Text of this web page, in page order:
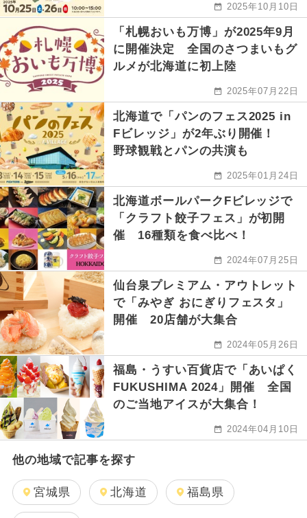
2025年10月10日
「札幌おいも万博」が2025年9月
に開催決定 全国のさつまいもグ
ルメが北海道に初上陸
2025年07月22日
北海道で「パンのフェス2025 in
Fビレッジ」が2年ぶり開催！
野球観戦とパンの共演も
2025年01月24日
北海道ボールパークFビレッジで
「クラフト餃子フェス」が初開
催 16種類を食べ比べ！
2024年07月25日
仙台泉プレミアム・アウトレット
で「みやぎ おにぎりフェスタ」
開催 20店舗が大集合
2024年05月26日
福島・うすい百貨店で「あいぱく
FUKUSHIMA 2024」開催 全国
のご当地アイスが大集合！
2024年04月10日
他の地域で記事を探す
宮城県 北海道 福島県